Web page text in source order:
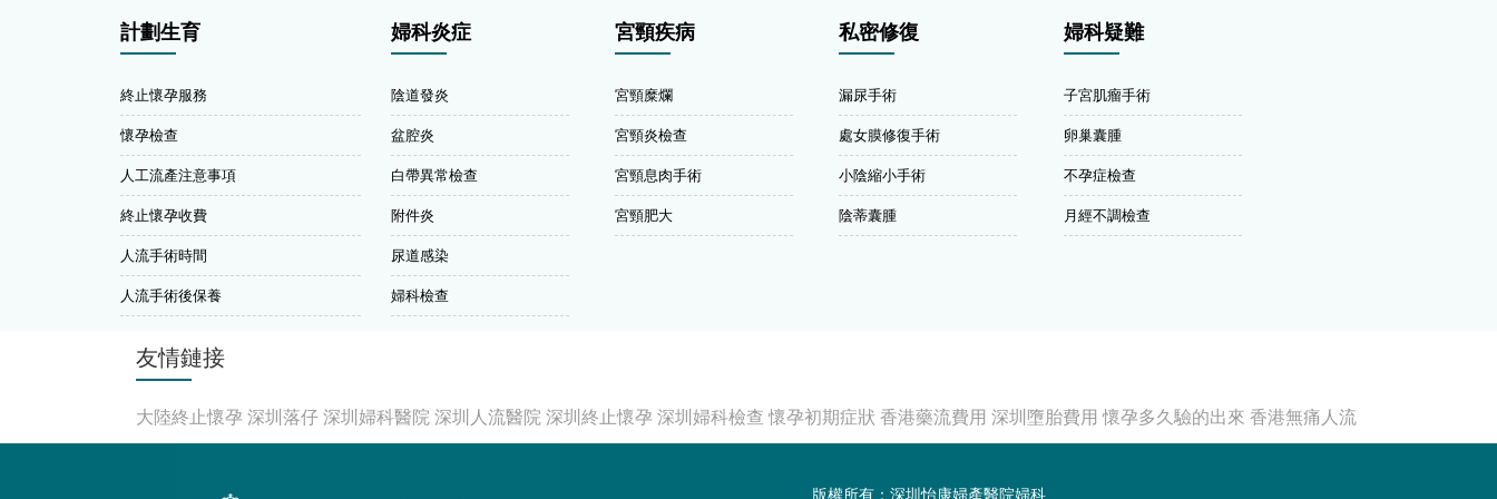
計劃生育
終止懷孕服務
懷孕檢查
人工流產注意事項
終止懷孕收費
人流手術時間
人流手術後保養
婦科炎症
陰道發炎
盆腔炎
白帶異常檢查
附件炎
尿道感染
婦科檢查
宮頸疾病
宮頸糜爛
宮頸炎檢查
宮頸息肉手術
宮頸肥大
私密修復
漏尿手術
處女膜修復手術
小陰縮小手術
陰蒂囊腫
婦科疑難
子宮肌瘤手術
卵巢囊腫
不孕症檢查
月經不調檢查
友情鏈接
大陸終止懷孕 深圳落仔深圳婦科醫院深圳人流醫院深圳終止懷孕 深圳婦科檢查 懷孕初期症狀 香港藥流費用 深圳墮胎費用 懷孕多久驗的出來 香港無痛人流
版權所有：深圳怡康婦產醫院婦科